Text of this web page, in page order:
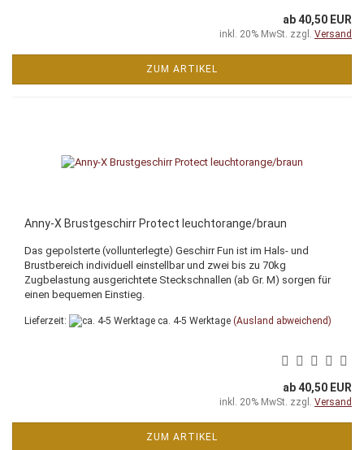
ab 40,50 EUR
inkl. 20% MwSt. zzgl. Versand
ZUM ARTIKEL
Anny-X Brustgeschirr Protect leuchtorange/braun
Das gepolsterte (vollunterlegte) Geschirr Fun ist im Hals- und
Brustbereich individuell einstellbar und zwei bis zu 70kg
Zugbelastung ausgerichtete Steckschnallen (ab Gr. M) sorgen für
einen bequemen Einstieg.
Lieferzeit: ca. 4-5 Werktage (Ausland abweichend)
ab 40,50 EUR
inkl. 20% MwSt. zzgl. Versand
ZUM ARTIKEL